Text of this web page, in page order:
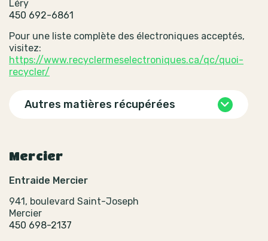
Léry
450 692-6861
Pour une liste complète des électroniques acceptés,
visitez:
https://www.recyclermeselectroniques.ca/qc/quoi-
recycler/
Autres matières récupérées
Mercier
Entraide Mercier
941, boulevard Saint-Joseph
Mercier
450 698-2137